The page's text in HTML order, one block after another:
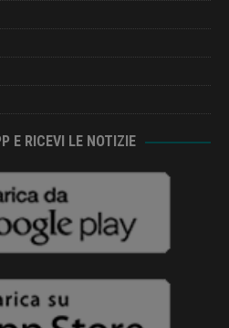
E RICEVI LE NOTIZIE